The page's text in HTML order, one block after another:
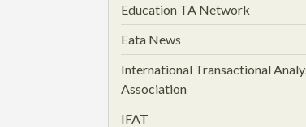
Education TA Network
Eata News
International Transactional
Association
IFAT